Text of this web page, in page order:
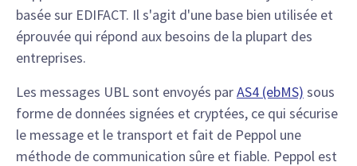
basée sur EDIFACT. Il s'agit d'une base bien utilisée et
éprouvée qui répond aux besoins de la plupart des
entreprises.
Les messages UBL sont envoyés parAS4 (ebMS) sous
forme de données signées et cryptées, ce qui sécurise
le message et le transport et fait de Peppol une
méthode de communication sûre et fiable. Peppol est